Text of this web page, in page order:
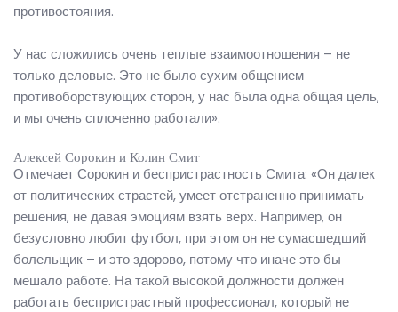
противостояния.
У нас сложились очень теплые взаимоотношения – не
только деловые. Это не было сухим общением
противоборствующих сторон, у нас была одна общая цель,
и мы очень сплоченно работали».
Алексей Сорокин и Колин Смит
Отмечает Сорокин и беспристрастность Смита: «Он далек
от политических страстей, умеет отстраненно принимать
решения, не давая эмоциям взять верх. Например, он
безусловно любит футбол, при этом он не сумасшедший
болельщик – и это здорово, потому что иначе это бы
мешало работе. На такой высокой должности должен
работать беспристрастный профессионал, который не